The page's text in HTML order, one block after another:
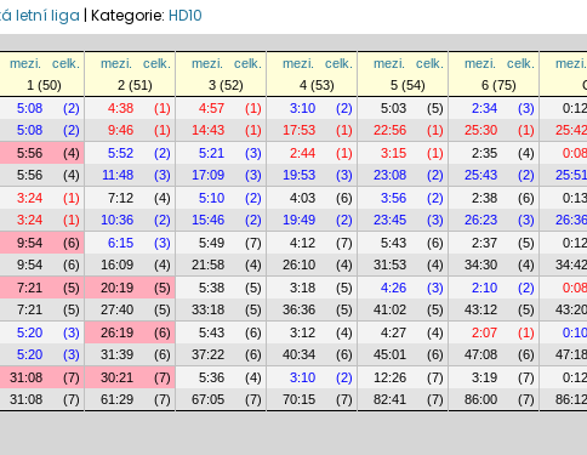
letní liga | Kategorie: HD10
mezi. celk. mezi. celk. mezi. celk. mezi. celk. mezi. celk. mezi. celk. mezi.
1 (50) 2 (51) 3 (52) 4 (53) 5 (54) 6 (75)
5:08 (2) 4:38 (1) 4:57 (1) 3:10 (2) 5:03 (5) 2:34 (3) 0:12
5:08
(2) 9:46 (1) 14:43 (1) 17:53 (1) 22:56 (1) 25:30 (1) 25:42
5:56 (4) 5:52 (2) 5:21 (3) 2:44 (1) 3:15 (1) 2:35 (4) 0:08
5:56 (4) 11:48 (3) 17:09 (3) 19:53 (3) 23:08 (2) 25:43 (2) 25:51
3:24 (1) 7:12 (4) 5:10 (2) 4:03 (6) 3:56 (2) 2:38 (6) 0:13
3:24 (1) 10:36 (2) 15:46 (2) 19:49 (2) 23:45 (3) 26:23 (3) 26:36
9:54 (6) 6:15 (3) 5:49 (7) 4:12 (7) 5:43 (6) 2:37 (5) 0:12
9:54 (6) 16:09 (4) 21:58 (4) 26:10 (4) 31:53 (4) 34:30 (4) 34:42
7:21 (5) 20:19 (5) 5:38 (5) 3:18 (5) 4:26 (3) 2:10 (2) 0:08
7:21 (5) 27:40 (5) 33:18 (5) 36:36 (5) 41:02 (5) 43:12 (5) 43:20
5:20 (3) 26:19 (6) 5:43 (6) 3:12 (4) 4:27 (4) 2:07 (1) 0:10
5:20 (3) 31:39 (6) 37:22 (6) 40:34 (6) 45:01 (6) 47:08 (6) 47:18
31:08 (7) 30:21 (7) 5:36 (4) 3:10 (2) 12:26 (7) 3:19 (7) 0:12
31:08 (7) 61:29 (7) 67:05 (7) 70:15 (7) 82:41 (7) 86:00 (7) 86:12